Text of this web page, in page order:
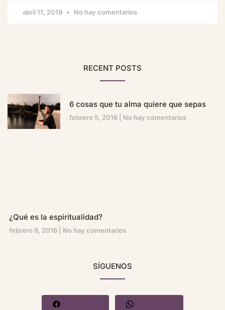
abril 11, 2019 No hay comentarios
RECENT POSTS
6 cosas que tu alma quiere que sepas
febrero 5, 2016 No hay comentarios
¿Qué es la espiritualidad?
febrero 8, 2016 No hay comentarios
SÍGUENOS